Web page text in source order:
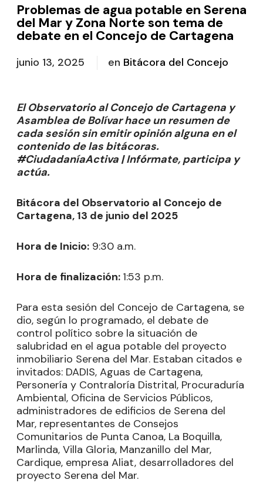
Problemas de agua potable en Serena
del Mar y Zona Norte son tema de
debate en el Concejo de Cartagena
junio 13, 2025 en Bitácora del Concejo
El Observatorio al Concejo de Cartagena y
Asamblea de Bolívar hace un resumen de
cada sesión sin emitir opinión alguna en el
contenido de las bitácoras.
#CiudadaníaActiva | Infórmate, participa y
actúa.
Bitácora del Observatorio al Concejo de
Cartagena, 13 de junio del 2025
Hora de Inicio: 9:30 a.m.
Hora de finalización: 1:53 p.m.
Para esta sesión del Concejo de Cartagena, se
dio, según lo programado, el debate de
control político sobre la situación de
salubridad en el agua potable del proyecto
inmobiliario Serena del Mar. Estaban citados e
invitados: DADIS, Aguas de Cartagena,
Personería y Contraloría Distrital, Procuraduría
Ambiental, Oficina de Servicios Públicos,
administradores de edificios de Serena del
Mar, representantes de Consejos
Comunitarios de Punta Canoa, La Boquilla,
Marlinda, Villa Gloria, Manzanillo del Mar,
Cardique, empresa Aliat, desarrolladores del
proyecto Serena del Mar.